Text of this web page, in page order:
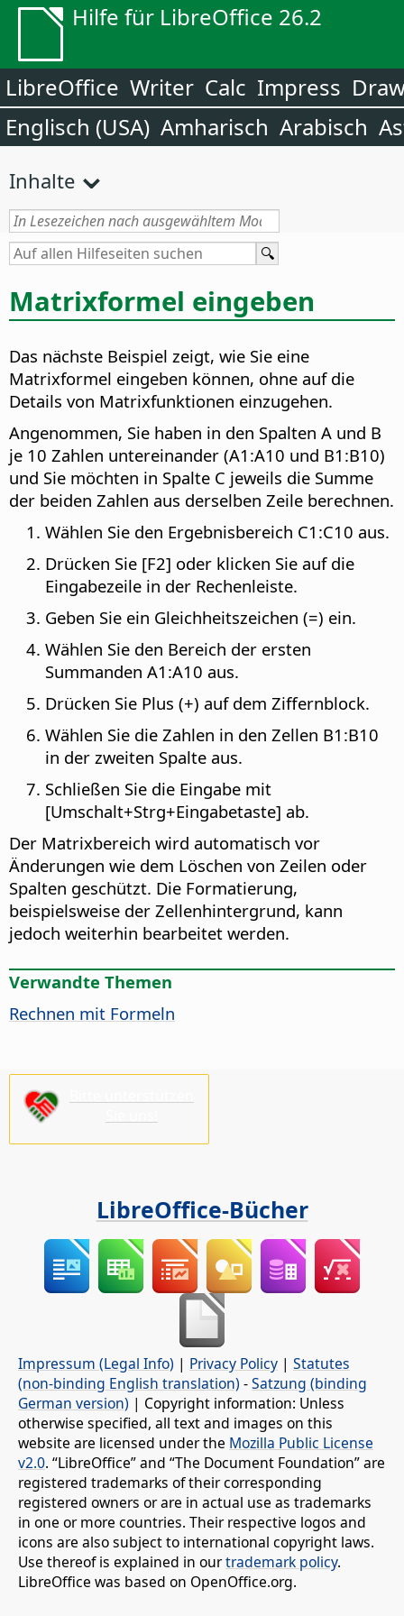
Hilfe für LibreOffice 26.2
LibreOffice Writer Calc Impress
Englisch (USA) Amharisch Arabisch
Inhalte
Matrixformel eingeben
Das nächste Beispiel zeigt, wie Sie eine
Matrixformel eingeben können, ohne auf die
Details von Matrixfunktionen einzugehen.
Angenommen, Sie haben in den Spalten A und B
je 10 Zahlen untereinander (A1:A10 und B1:B10)
und Sie möchten in Spalte C jeweils die Summe
der beiden Zahlen aus derselben Zeile berechnen.
Wählen Sie den Ergebnisbereich C1:C10 aus.
Drücken Sie [F2] oder klicken Sie auf die
Eingabezeile in der Rechenleiste.
Geben Sie ein Gleichheitszeichen (=) ein.
Wählen Sie den Bereich der ersten
Summanden A1:A10 aus.
Drücken Sie Plus (+) auf dem Ziffernblock.
Wählen Sie die Zahlen in den Zellen B1:B10
in der zweiten Spalte aus.
Schließen Sie die Eingabe mit
[Umschalt+Strg+Eingabetaste] ab.
Der Matrixbereich wird automatisch vor
Änderungen wie dem Löschen von Zeilen oder
Spalten geschützt. Die Formatierung,
beispielsweise der Zellenhintergrund, kann
jedoch weiterhin bearbeitet werden.
Verwandte Themen
Rechnen mit Formeln
LibreOffice-Bücher
Impressum (Legal Info) | Privacy Policy | Statutes
(non-binding English translation) -Satzung (binding
German version) | Copyright information: Unless
otherwise specified, all text and images on this
website are licensed under the Mozilla Public License
v2.0. “LibreOffice” and “The Document Foundation” are
registered trademarks of their corresponding
registered owners or are in actual use as trademarks
in one or more countries. Their respective logos and
icons are also subject to international copyright laws.
Use thereof is explained in ourtrademark policy.
LibreOffice was based on OpenOffice.org.